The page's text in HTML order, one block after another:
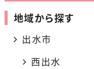
地域から探す
出水市
西出水